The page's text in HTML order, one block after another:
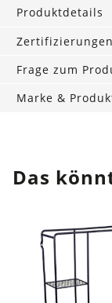
🙂
Menge
Produktdetails
Zertifizierungen
Frage zum
Marke &
Das